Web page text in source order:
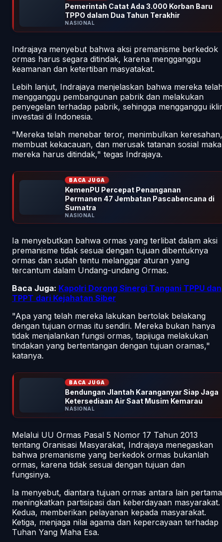
Pemerintah Catat Ada 3.000 Korban Baru
TPPO dalam Dua Tahun Terakhir
NASIONAL
Indrajaya menyebut bahwa aksi premanisme berkedok
ormas harus segara ditindak, karena mengganggu
keamanan dan ketertiban masyatakat.
Lebih lanjut, Indrajaya menjelaskan bahwa mereka
mengganggu pembangunan pabrik dan melakukan
penyegelan terhadap pabrik, sehingga mengganggu
investasi di Indonesia.
"Mereka telah menebar teror, menimbulkan keresahan,
membuat kekacauan, dan merusak tatanan sosial maka
mereka harus ditindak," tegas Indrajaya.
BACA JUGA
KemenPU Percepat Penanganan
Permanen 47 Jembatan Pascabencana di
Sumatra
NASIONAL
Ia menyebutkan bahwa ormas yang terlibat dalam aksi
premanisme tidak sesuai dengan tujuan dibentuknya
ormas dan sudah tentu melanggar aturan yang
tercantum dalam Undang-undang Ormas.
Baca Juga: Kapolri Dorong Sinergi Tangani TPPU dan
TPPT dari Kejahatan Siber
"Apa yang telah mereka lakukan bertolak belakang
dengan tujuan ormas itu sendiri. Mereka bukan hanya
tidak menjalankan fungsi ormas, tapijuga melakukan
tindakan yang bertentangan dengan tujuan oramas,"
katanya.
BACA JUGA
Bendungan Jlantah Karanganyar Siap Jaga
Ketersediaan Air Saat Musim Kemarau
NASIONAL
Melalui UU Ormas Pasal 5 Nomor 17 Tahun 2013
tentang Oranisasi Masyarakat, Indrajaya menegaskan
bahwa premanisme yang berkedok ormas bukanlah
ormas, karena tidak sesuai dengan tujuan dan
fungsinya.
Ia menyebut, diantara tujuan ormas antara lain
meningkatkan partisipasi dan keberdayaan masyarakat.
Kedua, memberikan pelayanan kepada masyarakat.
Ketiga, menjaga nilai agama dan kepercayaan terhadap
Tuhan Yang Maha Esa.